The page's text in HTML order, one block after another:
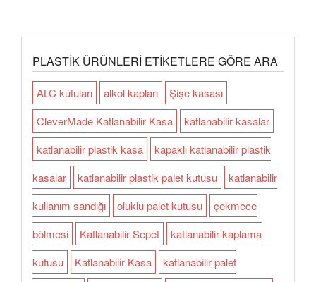
PLASTIK ÜRÜNLERI ETIKETLERE GÖRE ARA
ALC kutuları alkol kapları
Şişe kasası
CleverMade Katlanabilir Kasa
katlanabilir kasalar
katlanabilir plastik kasa
kapaklı katlanabilir plastik
kasalar
katlanabilir plastik palet kutusu
katlanabilir
kullanım sandığı
oluklu palet kutusu
çekmece
bölmesi
Katlanabilir Sepet
katlanabilir kaplama
kutusu
Katlanabilir Kasa
katlanabilir palet